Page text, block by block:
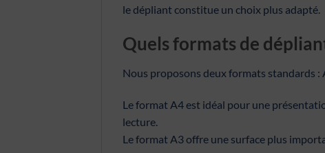
le dépliant constitue un choix plus adapté.
Quels formats de
Nous proposons deux formats standards :
Le format A4 est idéal pour une
lecture.
Le format A3 offre une surface plus